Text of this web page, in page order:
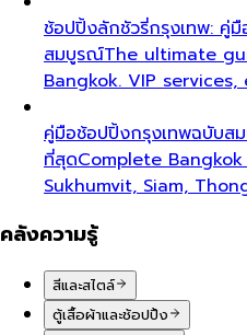
ช้อปปิ้งลักชัวรี่กรุงเทพ: คู่
สมบูรณ์The ultimate
Bangkok. VIP services,
คู่มือช้อปปิ้งกรุงเทพฉบับส
ที่สุดComplete
Sukhumvit, Siam,
คลังความรู้
สีและสไตล์
ตู้เสื้อผ้าและช้อปปิ้ง